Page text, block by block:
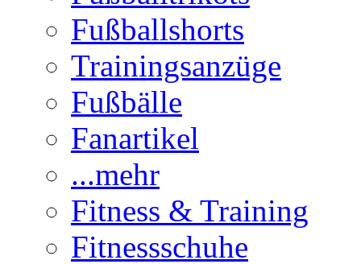
Fußballshorts
Trainingsanzüge
Fußbälle
Fanartikel
...mehr
Fitness & Training
Fitnessschuhe